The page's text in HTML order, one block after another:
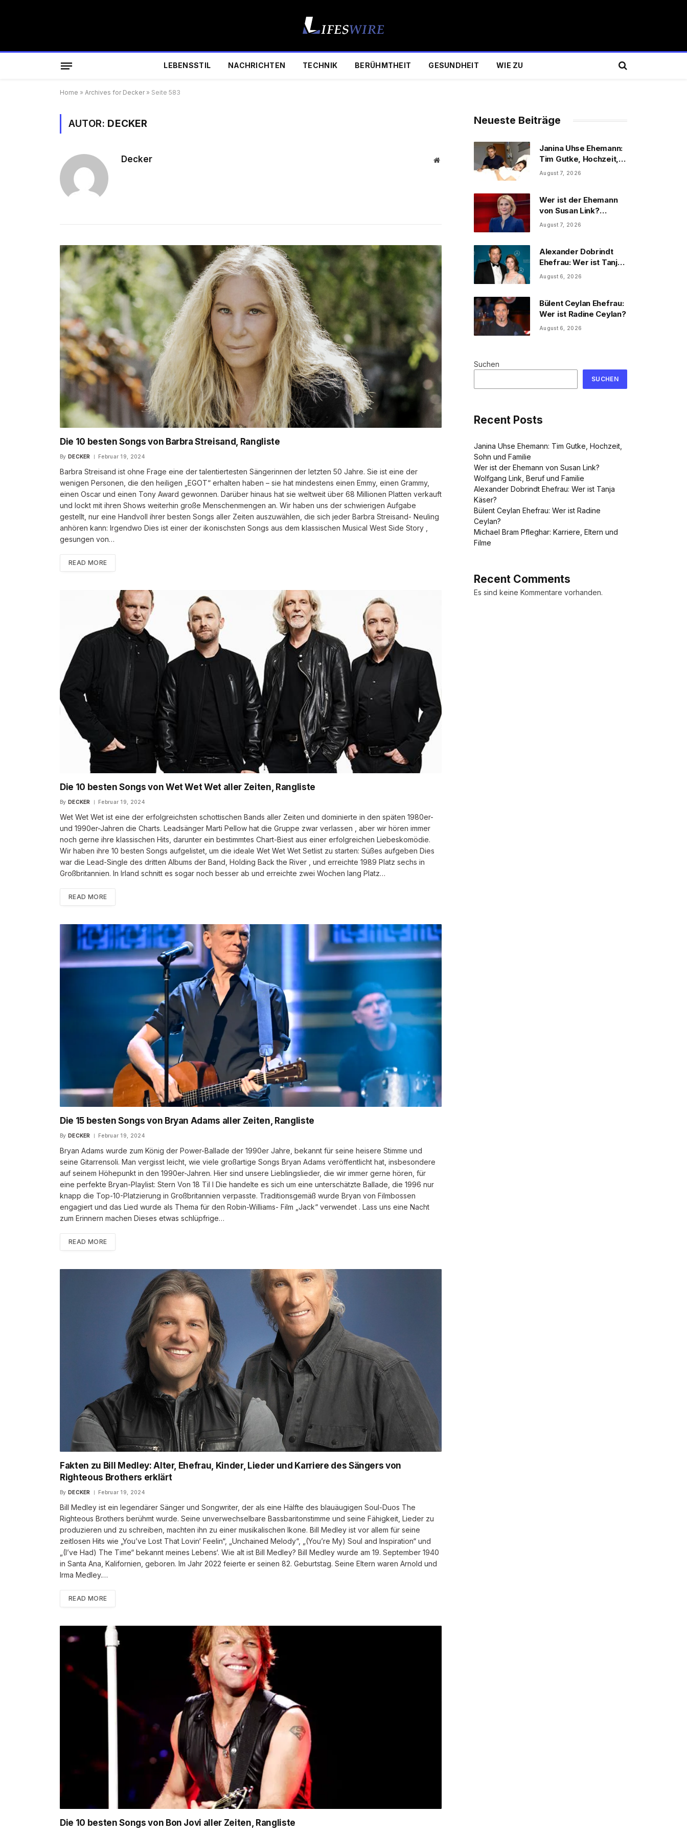
LEBENSSTIL NACHRICHTEN TECHNIK BERÜHMTHEIT GESUNDHEIT WIE ZU
Home » Archives for Decker» Seite 583
AUTOR: DECKER
Decker Website
Die 10 besten Songs von Barbra Streisand, Rangliste
By DECKER Februar 19, 2024
Barbra Streisand ist ohne Frage eine der talentiertesten Sängerinnen der letzten 50 Jahre. Sie ist eine der
wenigen Personen, die den heiligen „EGOT“ erhalten haben – sie hat mindestens einen Emmy, einen Grammy,
einen Oscar und einen Tony Award gewonnen. Darüber hinaus hat sie weltweit über 68 Millionen Platten verkauft
und lockt mit ihren Shows weiterhin große Menschenmengen an. Wir haben uns der schwierigen Aufgabe
gestellt, nur eine Handvoll ihrer besten Songs aller Zeiten auszuwählen, die sich jeder Barbra Streisand- Neuling
anhören kann: Irgendwo Dies ist einer der ikonischsten Songs aus dem klassischen Musical West Side Story ,
gesungen von…
READ MORE
Die 10 besten Songs von Wet Wet Wet aller Zeiten, Rangliste
By DECKER Februar 19, 2024
Wet Wet Wet ist eine der erfolgreichsten schottischen Bands aller Zeiten und dominierte in den späten 1980er-
und 1990er-Jahren die Charts. Leadsänger Marti Pellow hat die Gruppe zwar verlassen , aber wir hören immer
noch gerne ihre klassischen Hits, darunter ein bestimmtes Chart-Biest aus einer erfolgreichen Liebeskomödie.
Wir haben ihre 10 besten Songs aufgelistet, um die ideale Wet Wet Wet Setlist zu starten: Süßes aufgeben Dies
war die Lead-Single des dritten Albums der Band, Holding Back the River , und erreichte 1989 Platz sechs in
Großbritannien. In Irland schnitt es sogar noch besser ab und erreichte zwei Wochen lang Platz…
READ MORE
Die 15 besten Songs von Bryan Adams aller Zeiten, Rangliste
By DECKER Februar 19, 2024
Bryan Adams wurde zum König der Power-Ballade der 1990er Jahre, bekannt für seine heisere Stimme und
seine Gitarrensoli. Man vergisst leicht, wie viele großartige Songs Bryan Adams veröffentlicht hat, insbesondere
auf seinem Höhepunkt in den 1990er-Jahren. Hier sind unsere Lieblingslieder, die wir immer gerne hören, für
eine perfekte Bryan-Playlist: Stern Von 18 Til I Die handelte es sich um eine unterschätzte Ballade, die 1996 nur
knapp die Top-10-Platzierung in Großbritannien verpasste. Traditionsgemäß wurde Bryan von Filmbossen
engagiert und das Lied wurde als Thema für den Robin-Williams- Film „Jack“ verwendet . Lass uns eine Nacht
zum Erinnern machen Dieses etwas schlüpfrige…
READ MORE
Fakten zu Bill Medley: Alter, Ehefrau, Kinder, Lieder und Karriere des Sängers von
Righteous Brothers erklärt
By DECKER Februar 19, 2024
Bill Medley ist ein legendärer Sänger und Songwriter, der als eine Hälfte des blauäugigen Soul-Duos The
Righteous Brothers berühmt wurde. Seine unverwechselbare Bassbaritonstimme und seine Fähigkeit, Lieder zu
produzieren und zu schreiben, machten ihn zu einer musikalischen Ikone. Bill Medley ist vor allem für seine
zeitlosen Hits wie „You’ve Lost That Lovin‘ Feelin“, „Unchained Melody“, „(You’re My) Soul and Inspiration“ und
„(I’ve Had) The Time“ bekannt meines Lebens‘. Wie alt ist Bill Medley? Bill Medley wurde am 19. September 1940
in Santa Ana, Kalifornien, geboren. Im Jahr 2022 feierte er seinen 82. Geburtstag. Seine Eltern waren Arnold und
Irma Medley.…
READ MORE
Die 10 besten Songs von Bon Jovi aller Zeiten, Rangliste
Neueste Beiträge
Janina Uhse Ehemann:
Tim Gutke, Hochzeit,
Sohn und Familie
August 7, 2026
Wer ist der Ehemann
von Susan Link?
Wolfgang Link, Beruf
August 7, 2026
Alexander Dobrindt
Ehefrau: Wer ist Tanja
Käser?
August 6, 2026
Bülent Ceylan Ehefrau:
Wer ist Radine Ceylan?
August 6, 2026
Suchen
SUCHEN
Recent Posts
Janina Uhse Ehemann: Tim Gutke, Hochzeit,
Sohn und Familie
Wer ist der Ehemann von Susan Link?
Wolfgang Link, Beruf und Familie
Alexander Dobrindt Ehefrau: Wer ist Tanja
Käser?
Bülent Ceylan Ehefrau: Wer ist Radine
Ceylan?
Michael Bram Pfleghar: Karriere, Eltern und
Filme
Recent Comments
Es sind keine Kommentare vorhanden.